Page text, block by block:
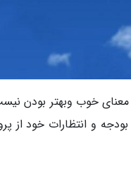
خوب وبهتر بودن
و انتظارات خود از